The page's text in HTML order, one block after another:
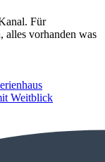
Für
alles vorhanden was
Weitblick